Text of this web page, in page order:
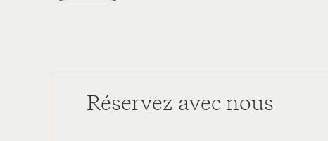
Réservez avec nous